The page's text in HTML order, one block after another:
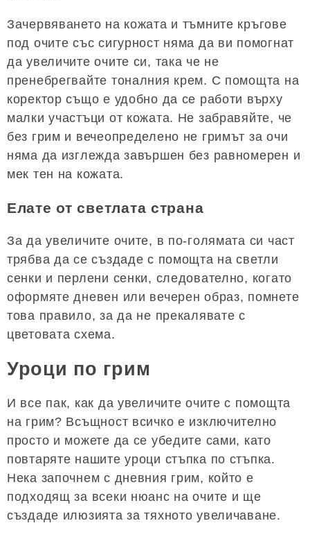
Зачервяването на кожата и тъмните кръгове
под очите със сигурност няма да ви помогнат
да увеличите очите си, така че не
пренебрегвайте тоналния крем. С помощта на
коректор също е удобно да се работи върху
малки участъци от кожата. Не забравяйте, че
без грим и вечеопределено не гримът за очи
няма да изглежда завършен без равномерен и
мек тен на кожата.
Елате от светлата страна
За да увеличите очите, в по-голямата си част
трябва да се създаде с помощта на светли
сенки и перлени сенки, следователно, когато
оформяте дневен или вечерен образ, помнете
това правило, за да не прекалявате с
цветовата схема.
Уроци по грим
И все пак, как да увеличите очите с помощта
на грим? Всъщност всичко е изключително
просто и можете да се убедите сами, като
повтаряте нашите уроци стъпка по стъпка.
Нека започнем с дневния грим, който е
подходящ за всеки нюанс на очите и ще
създаде илюзията за тяхното увеличаване.